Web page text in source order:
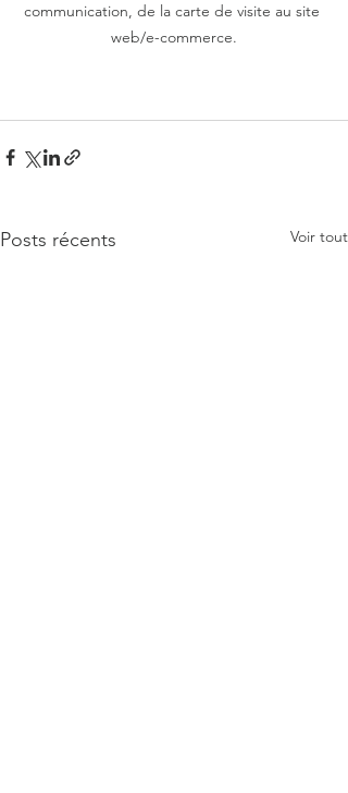
communication, de la carte de visite au site
web/e-commerce.
Posts récents Voir tout